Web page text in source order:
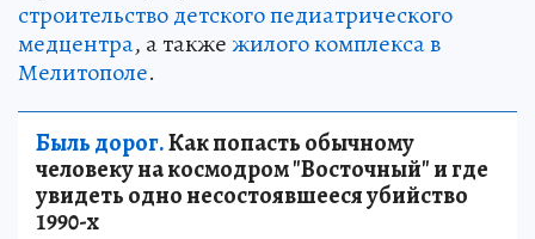
строительство детского педиатрического
медцентра, а такжежилого комплекса в
Мелитополе.
Быль дорог.Как попасть обычному
человеку на космодром "Восточный" и где
увидеть одно несостоявшееся убийство
1990-х